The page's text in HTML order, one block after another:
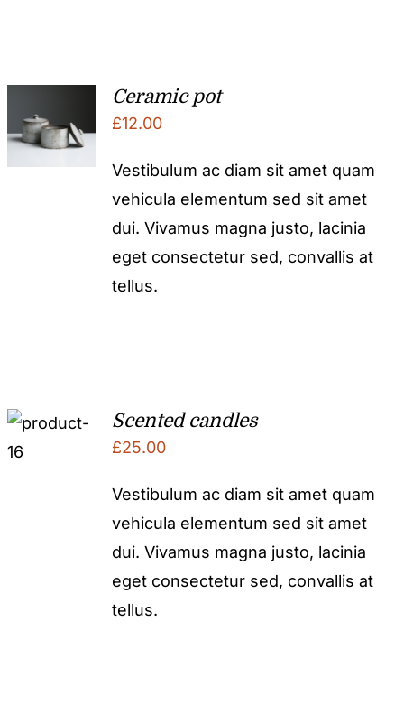
Ceramic pot
£12.00
Vestibulum ac diam sit amet quam
vehicula elementum sed sit amet
dui. Vivamus magna justo, lacinia
eget consectetur sed, convallis at
tellus.
Scented candles
£25.00
Vestibulum ac diam sit amet quam
vehicula elementum sed sit amet
dui. Vivamus magna justo, lacinia
eget consectetur sed, convallis at
tellus.